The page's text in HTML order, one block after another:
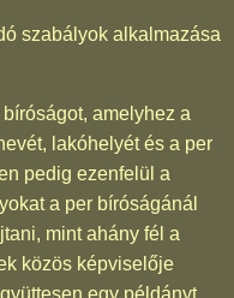
szabályok alkalmazása
amelyhez a
lakóhelyét és a per
pedig ezenfelül a
a per bíróságánál
mint ahány fél a
közös képviselője
egy példányt